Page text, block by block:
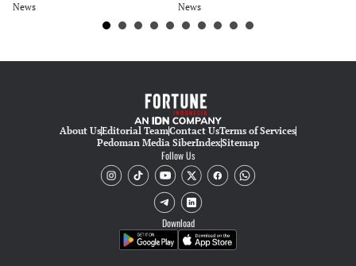
News News
About UsEditorial TeamContact UsTerms of Services
Pedoman Media SiberIndexSitemap
Follow Us
Download